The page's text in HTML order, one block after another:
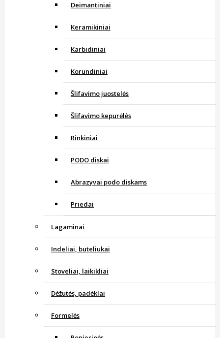
Deimantiniai
Keramikiniai
Karbidiniai
Korundiniai
Šlifavimo juostelės
Šlifavimo kepurėlės
Rinkiniai
PODO diskai
Abrazyvai podo diskams
Priedai
Lagaminai
Indeliai, buteliukai
Stoveliai, laikikliai
Dėžutės, padėklai
Formelės